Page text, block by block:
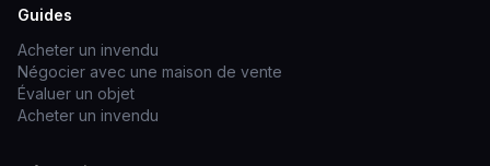
Guides
Acheter un invendu
Négocier avec une maison de vente
Évaluer un objet
Acheter un invendu